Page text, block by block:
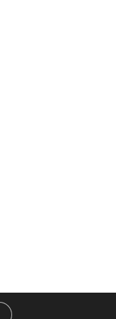
Honorar – Kosten – Preise